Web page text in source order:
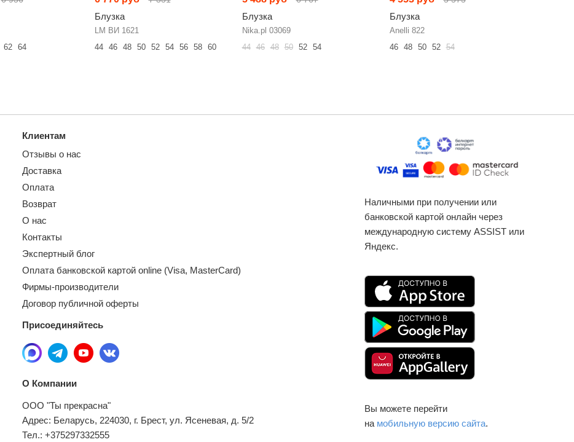
62 64
Блузка
LM ВИ 1621
44
46 48 50 52 54 56 58 60
Блузка
Nika.pl 03069
44 46 48 50 52 54
Блузка
Anelli 822
46
48 50 52 54
Клиентам
Отзывы о нас
Доставка
Оплата
Возврат
О нас
Контакты
Экспертный блог
Оплата банковской картой online (Visa, MasterCard)
Фирмы-производители
Договор публичной оферты
Присоединяйтесь
О Компании
ООО "Ты прекрасна"
Адрес: Беларусь, 224030, г. Брест, ул. Ясеневая, д. 5/2
Тел.: +375297332555
Наличными при получении или
банковской картой онлайн через
международную систему ASSIST или
Яндекс.
Вы можете перейти
на мобильную версию сайта.